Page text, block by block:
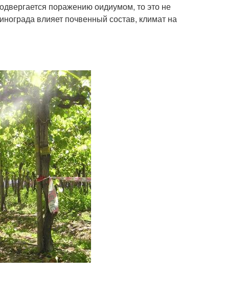
поражению оидиумом, то это не
влияет почвенный состав, климат на